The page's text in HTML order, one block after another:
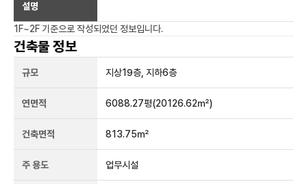
설명
1F~2F 기준으로 작성되었던 정보입니다.
건축물 정보
규모 지상19층, 지하6층
연면적 6088.27평(20126.62㎡)
건축면적 813.75㎡
주 용도 업무시설